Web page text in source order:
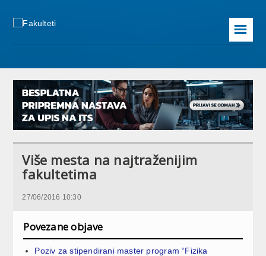
☰
Više mesta na najtraženijim
fakultetima
27/06/2016 10:30
Povezane objave
Poziv za stipendirani master program “Fizika